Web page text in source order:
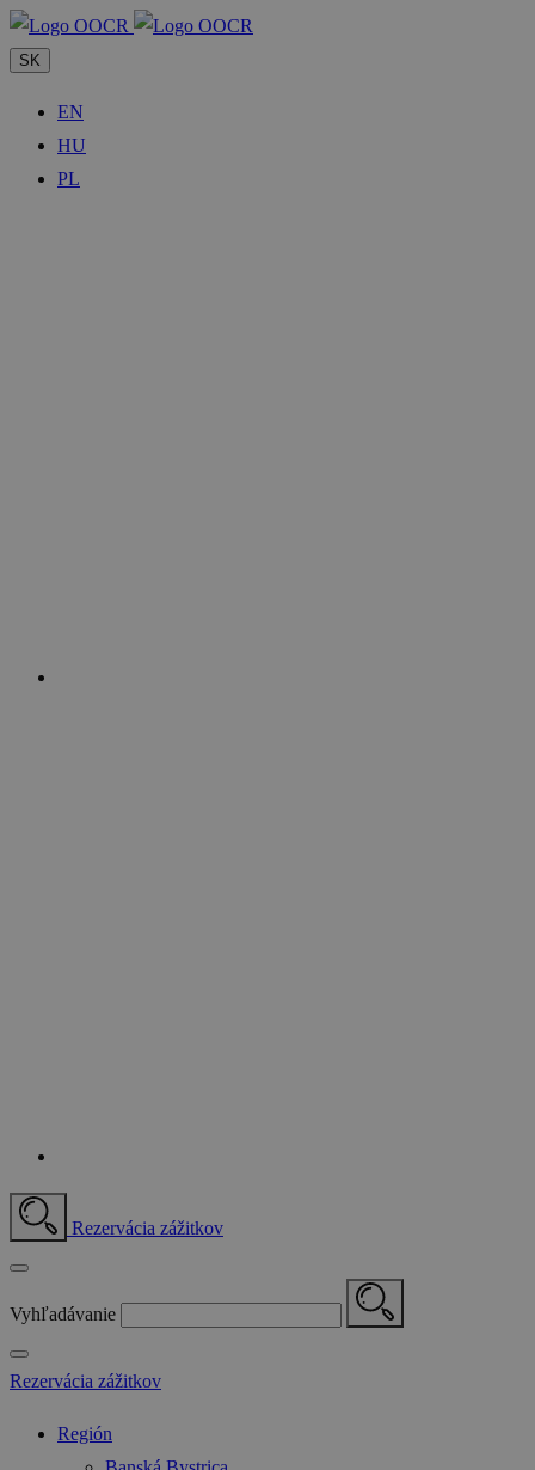
SK
EN
HU
PL
Rezervácia zážitkov
Vyhľadávanie
Rezervácia zážitkov
Región